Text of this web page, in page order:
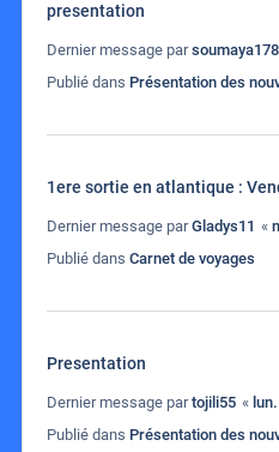
presentation
Dernier message parsoumaya178
Publié dans Présentation des
1ere sortie en atlantique :
Dernier message parGladys11 «
Publié dans Carnet de voyages
Presentation
Dernier message partojili55 «
Publié dans Présentation des